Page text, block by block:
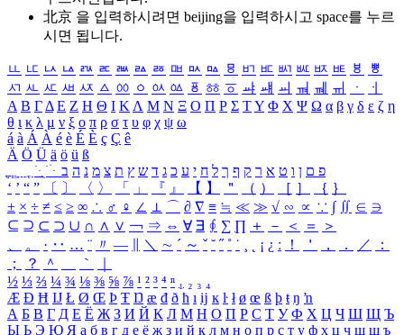
北京 을 입력하시려면 beijing을 입력하시고 space를 누르
시면 됩니다.
ㅥ ㅦ ㅧ ㅨ ㅩ ㅪ ㅫ ㅬ ㅭ ㅮ ㅯ ㅰ ㅱ ㅲ ㅳ ㅴ ㅵ ㅶ ㅷ ㅸ
ㅹ
ㅺ ㅻ ㅼ ㅽ ㅾ ㅿ ㆀ ㆁ ㆂ ㆃ ㆄ ㆅ ㆆ ㆇ ㆈ ㆉ ㆊ ㆋ ㆌ ㆍ
ㆎ
Α Β ΓΔ Ε Ζ Η Θ Ι ΚΛ Μ Ν Ξ Ο Π Ρ Σ ΤΥ Φ Χ Ψ Ω α β γ δ ε ζ η
θ ι κ λ μ ν ξ ο π ρ σ τ υ φ χ ψ ω
á à Á À é è É È ç Ç ê
Ä Ö Ü ä ö ü ß
ִֶֹ ֻּ ׁׂ פ ם ן ו ט א ר ק ף ך ל ח י ע כ ג ד ש ץ ת צ מ נ ה ב
‘ ’ “ ” 〔 〕 〈 〉 「 」 『 』 【 】 ＂ （ ） ［ ］ ｛ ｝
± × ÷ ≠ ≤ ≥ ∞ ∴ ♂ ♀ ∠ ⊥ ⌒ ∂ ∇ ≡ ≒ ≪ ≫ √ ∽ ∝ ∵ ∫ ∬ ∈ ∋
⊆ ⊇ ⊂ ⊃ ∪ ∩ ∧ ∨ ￢ ⇒ ⇔ ∀ ∃ ∮ ∑ ∏ ＋ － ＜ ＝
＞
、
。 · ‥ … ¨ 〃 ― ＼ ∼ ´ ～ ˇ ˘ ˝ ˚ ˙ ¸ ¡ ¿ ː ！ ＇ ， ． ／
：
；
？ ＾ ｀
½ ⅓ ⅔ ¼ ¾ ⅛ ⅜ ⅝ ⅞ ¹ ² ³ ⁴ ⁿ ₁ ₂ ₃ ₄
Æ Ð Ħ Ĳ Ł Ø Œ Þ Ŧ Ŋ æ đ ð ħ ı ĳ ĸ ŀ ł ø œ ß þ ŧ ŋ ŉ
А Б В Г Д Е Ё Ж З И Й К Л М Н О П Р С Т У Ф Х Ц Ч Ш Щ Ъ
Ы Ь Э Ю Я а б в г д е ё ж з и й к л м н о п р с т у ф х ц ч ш щ ъ